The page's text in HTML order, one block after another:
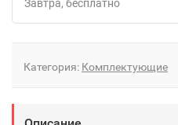
Завтра
Бесплатно
Категория: Комплектующие